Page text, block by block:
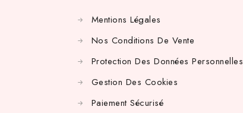
Mentions Légales
Nos Conditions De Vente
Protection Des Données Personnelles
Gestion Des Cookies
Paiement Sécurisé